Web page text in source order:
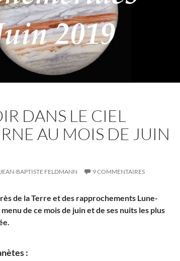
DANS LE CIEL
AU MOIS DE JUIN
JEAN-BAPTISTE FELDMANN 9 COMMENTAIRES
de la Terre et des rapprochements Lune-
de ce mois de juin et de ses nuits les plus
: